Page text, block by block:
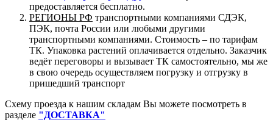
предоставляется бесплатно.
РЕГИОНЫ РФ транспортными компаниями СДЭК,
ПЭК, почта России или любыми другими
транспортными компаниями. Стоимость – по тарифам
ТК. Упаковка растений оплачивается отдельно. Заказчик
ведёт переговоры и вызывает ТК самостоятельно, мы же
в свою очередь осуществляем погрузку и отгрузку в
пришедший транспорт
Схему проезда к нашим складам Вы можете посмотреть в
разделе "ДОСТАВКА"